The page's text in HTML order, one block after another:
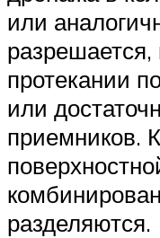
или
протекании
или
приемников.
разделяются.